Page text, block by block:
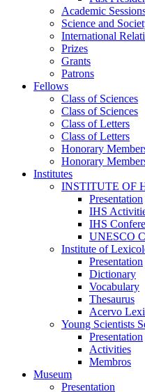
Academic
Science and
International
Prizes
Grants
Patrons
Fellows
Class of Sciences
Class of Sciences
Class of Letters
Class of Letters
Honorary
Honorary
Institutes
INSTITUTE OF
Presentation
IHS
IHS
UNESCO
Institute of
Presentation
Dictionary
Vocabulary
Thesaurus
Acervo
Young Scientists
Presentation
Activities
Membros
Museum
Presentation